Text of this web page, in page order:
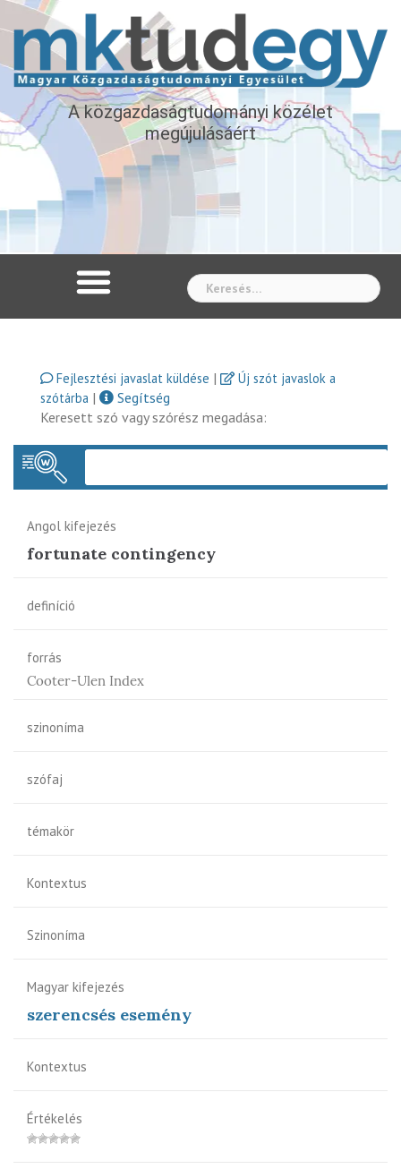
A közgazdaságtudományi közélet
megújulásáért
Fejlesztési javaslat küldése |
Új szót javaslok a
szótárba |
Segítség
Keresett szó vagy szórész megadása:
Angol kifejezés
fortunate contingency
definíció
forrás
Cooter-Ulen Index
szinoníma
szófaj
témakör
Kontextus
Szinoníma
Magyar kifejezés
szerencsés esemény
Kontextus
Értékelés